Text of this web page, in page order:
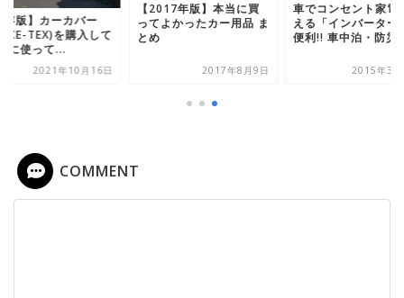
存版】カーカバー
TEX)を購入して
に使って...
2021年10月16日
【2017年版】本当に買
ってよかったカー用品 ま
とめ
2017年8月9日
車でコンセント家電
える「インバーター
便利!! 車中泊・防災
2015年3
COMMENT